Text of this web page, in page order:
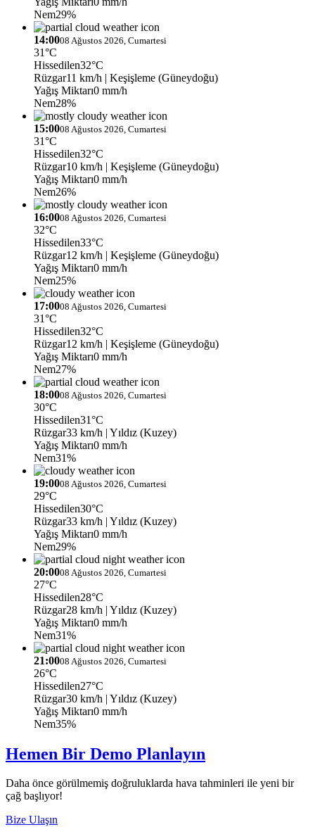
Nem29%
14:0008 Ağustos 2026, Cumartesi
31°C
Hissedilen32°C
Rüzgar11 km/h | Keşişleme (Güneydoğu)
Yağış Miktarı0 mm/h
Nem28%
15:0008 Ağustos 2026, Cumartesi
31°C
Hissedilen32°C
Rüzgar10 km/h | Keşişleme (Güneydoğu)
Yağış Miktarı0 mm/h
Nem26%
16:0008 Ağustos 2026, Cumartesi
32°C
Hissedilen33°C
Rüzgar12 km/h | Keşişleme (Güneydoğu)
Yağış Miktarı0 mm/h
Nem25%
17:0008 Ağustos 2026, Cumartesi
31°C
Hissedilen32°C
Rüzgar12 km/h | Keşişleme (Güneydoğu)
Yağış Miktarı0 mm/h
Nem27%
18:0008 Ağustos 2026, Cumartesi
30°C
Hissedilen31°C
Rüzgar33 km/h | Yıldız (Kuzey)
Yağış Miktarı0 mm/h
Nem31%
19:0008 Ağustos 2026, Cumartesi
29°C
Hissedilen30°C
Rüzgar33 km/h | Yıldız (Kuzey)
Yağış Miktarı0 mm/h
Nem29%
20:0008 Ağustos 2026, Cumartesi
27°C
Hissedilen28°C
Rüzgar28 km/h | Yıldız (Kuzey)
Yağış Miktarı0 mm/h
Nem31%
21:0008 Ağustos 2026, Cumartesi
26°C
Hissedilen27°C
Rüzgar30 km/h | Yıldız (Kuzey)
Yağış Miktarı0 mm/h
Nem35%
Hemen Bir Demo Planlayın
Daha önce görülmemiş doğruluklarda hava tahminleri ile yeni bir
çağ başlıyor!
Bize Ulaşın